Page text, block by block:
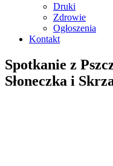
Druki
Zdrowie
Ogłoszenia
Kontakt
Spotkanie z
Słoneczka i